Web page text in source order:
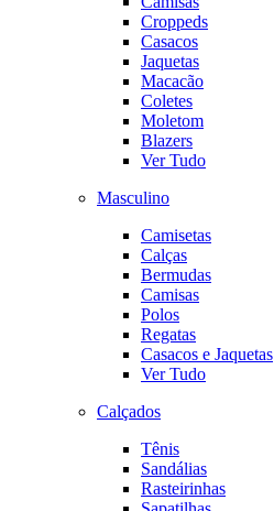
Croppeds
Casacos
Jaquetas
Macacão
Coletes
Moletom
Blazers
Ver Tudo
Masculino
Camisetas
Calças
Bermudas
Camisas
Polos
Regatas
Casacos e Jaquetas
Ver Tudo
Calçados
Tênis
Sandálias
Rasteirinhas